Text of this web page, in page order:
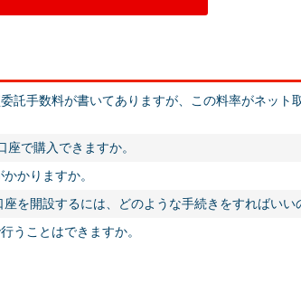
託手数料が書いてありますが、この料率がネット
で購入できますか。
かりますか。
を開設するには、どのような手続きをすればいい
うことはできますか。